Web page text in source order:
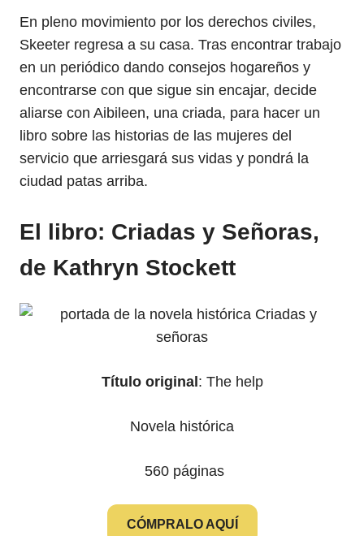
En pleno movimiento por los derechos civiles,
Skeeter regresa a su casa. Tras encontrar trabajo
en un periódico dando consejos hogareños y
encontrarse con que sigue sin encajar, decide
aliarse con Aibileen, una criada, para hacer un
libro sobre las historias de las mujeres del
servicio que arriesgará sus vidas y pondrá la
ciudad patas arriba.
El libro: Criadas y Señoras,
de Kathryn Stockett
Título original : The help
Novela histórica
‎ 560 páginas
CÓMPRALO AQUÍ